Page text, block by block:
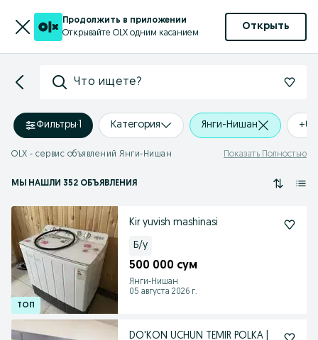
Продолжить в приложении
Открывайте OLX одним касанием
Открыть
Что ищете?
Фильтры·1 Категория Янги-Нишан +0
OLX - сервис объявлений Янги-Нишан Показать Полностью
МЫ НАШЛИ 352 ОБЪЯВЛЕНИЯ
Kir yuvish mashinasi
Б/у
500 000 сум
Янги-Нишан
05 августа 2026 г.
DO'KON UCHUN TEMIR POLKA |